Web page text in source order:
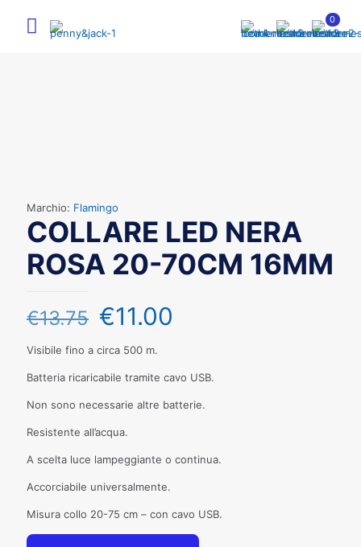
0
Marchio: Flamingo
COLLARE LED NERA
ROSA 20-70CM 16MM
€13.75 €11.00
Visibile fino a circa 500 m.
Batteria ricaricabile tramite cavo USB.
Non sono necessarie altre batterie.
Resistente all’acqua.
A scelta luce lampeggiante o continua.
Accorciabile universalmente.
Misura collo 20-75 cm – con cavo USB.